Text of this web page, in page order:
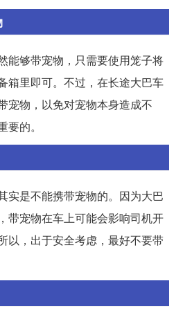
能够带宠物，只需要使用笼子将
箱里即可。不过，在长途大巴车
宠物，以免对宠物本身造成不
的。
实是不能携带宠物的。因为大巴
带宠物在车上可能会影响司机开
以，出于安全考虑，最好不要带